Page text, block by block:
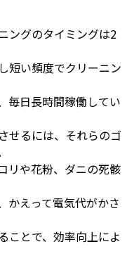
ングのタイミングは2
短い頻度でクリーニン
毎日長時間稼働してい
せるには、それらのゴ
リや花粉、ダニの死骸
かえって電気代がかさ
ことで、効率向上によ